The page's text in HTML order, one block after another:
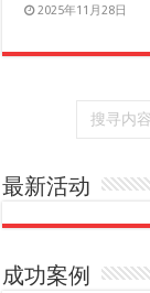
2025年11月28日
最新活动
成功案例